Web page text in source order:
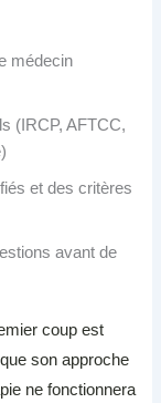
médecin
(IRCP, AFTCC,
et des critères
avant de
coup est
son approche
ne fonctionnera